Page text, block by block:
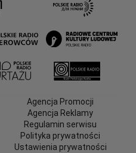
Agencja Promocji
Agencja Reklamy
Regulamin serwisu
Polityka prywatności
Ustawienia prywatności